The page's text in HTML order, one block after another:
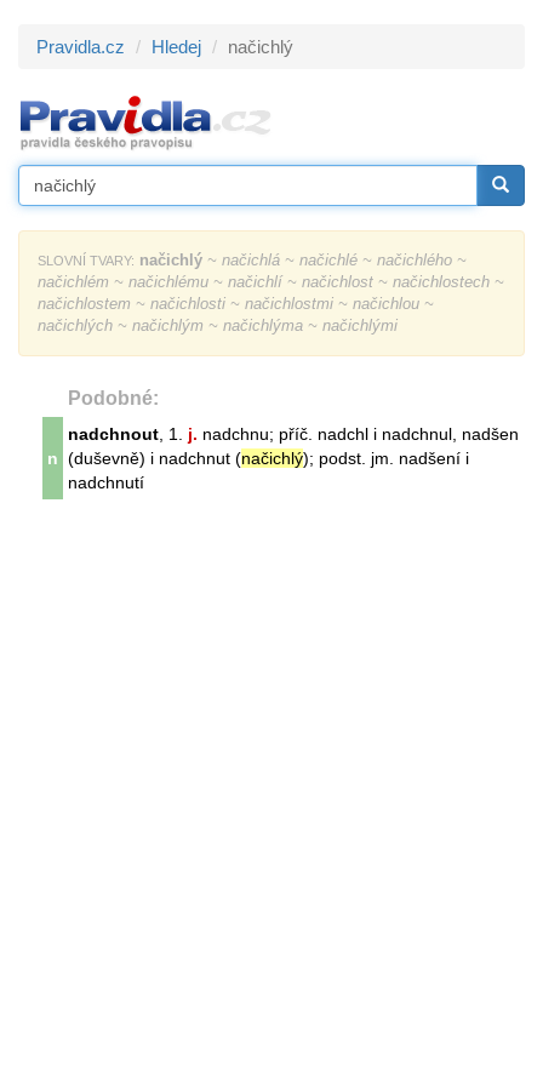
Pravidla.cz Hledej načichlý
SLOVNÍ TVARY: načichlý ~ načichlá ~ načichlé ~ načichlého ~
načichlém ~ načichlému ~ načichlí ~ načichlost ~ načichlostech ~
načichlostem ~ načichlosti ~ načichlostmi ~ načichlou ~
načichlých ~ načichlým ~ načichlýma ~ načichlými
Podobné:
n
nadchnout , 1. j. nadchnu; příč. nadchl i nadchnul, nadšen
(duševně) i nadchnut (načichlý); podst. jm. nadšení i
nadchnutí